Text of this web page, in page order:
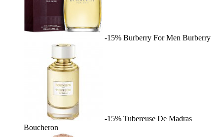
-15% Burberry For Men Burberry
-15% Tubereuse De Madras
Boucheron